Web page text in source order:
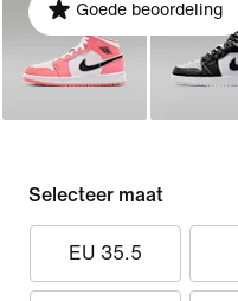
Goede beoordeling
Selecteer maat
EU 35.5